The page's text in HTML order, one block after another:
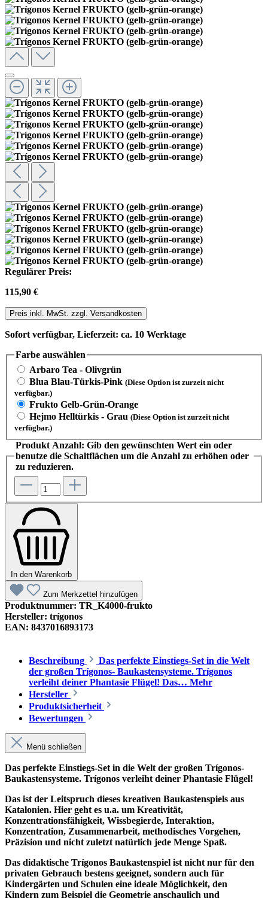
Regulärer Preis:
115,90 €
Preis inkl. MwSt. zzgl. Versandkosten
Sofort verfügbar, Lieferzeit: ca. 10 Werktage
Farbe auswählen
Arbaro Tea - Olivgrün
Blua Blau-Türkis-Pink (Diese Option ist zurzeit nicht
verfügbar.)
Frukto Gelb-Grün-Orange
Hejmo Helltürkis - Grau (Diese Option ist zurzeit nicht
verfügbar.)
Produkt Anzahl: Gib den gewünschten Wert ein oder
benutze die Schaltflächen um die Anzahl zu erhöhen oder
zu reduzieren.
In den Warenkorb
Zum Merkzettel hinzufügen
Produktnummer: TR_K4000-frukto
Hersteller: trígonos
EAN: 8437016893173
Beschreibung
Das perfekte Einstiegs-Set in die Welt
der großen Trígonos- Baukastensysteme. Trígonos
verleiht deiner Phantasie Flügel! Das… Mehr
Hersteller
Produktsicherheit
Bewertungen
Menü schließen
Das perfekte Einstiegs-Set in die Welt der großen Trígonos-
Baukastensysteme. Trígonos verleiht deiner Phantasie Flügel!
Das ist der Leitspruch dieses kreativen Baukastenspiels aus
Katalonien. Hier geht es u.a. um Kreativität,
Konzentrationsfähigkeit, Wissbegierde, Interaktion,
Konzentration, Zusammenarbeit, methodisches Vorgehen,
Präzision und nicht zuletzt natürlich jede Menge Spaß.
Das didaktische Trígonos Baukastenspiel ist nicht nur für den
privaten Gebrauch bestens geeignet, sondern auch für
Kindergärten und Schulen eine ideale Möglichkeit, den
Kindern zum Beispiel die Geometrie anschaulich und